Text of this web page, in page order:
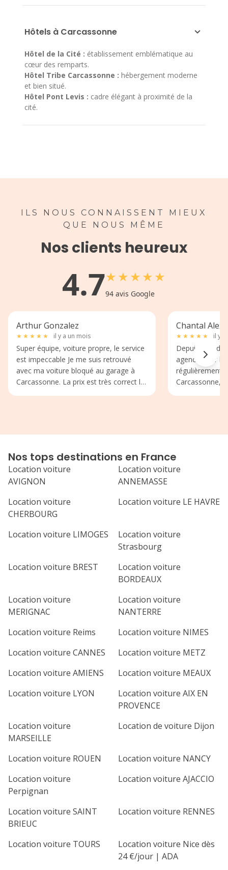
Hôtels à Carcassonne
Hôtel de la Cité : établissement emblématique au
cœur des remparts.
Hôtel Tribe Carcassonne : hébergement moderne
et bien situé.
Hôtel Pont Levis : cadre élégant à proximité de la
cité.
ILS NOUS CONNAISSENT MIEUX
QUE NOUS MÊME
Nos clients heureux
4.7★★★★★
94avis Google
Arthur Gonzalez
★ ★ ★ ★ ★ il y a un mois
Super équipe, voiture propre, le service
est impeccable Je me suis retrouvé
avec ma voiture bloqué au garage à
Carcassonne. La prix est très correct la
longtemps que j'avais pas vu un si bon
Chantal
★ ★ ★ ★ ★ il y
Depuis plus de
agence pour
régulièrement.
devant ma
toujours dans
toujours
pourquoi
Alex,je
sympathique
Je
Nos tops destinations en France
Location voiture
AVIGNON
Location voiture
ANNEMASSE
Location voiture
CHERBOURG
Location voiture LE HAVRE
Location voiture LIMOGES
Location voiture
Strasbourg
Location voiture BREST
Location voiture
BORDEAUX
Location voiture
MERIGNAC
Location voiture
NANTERRE
Location voiture Reims
Location voiture NIMES
Location voiture CANNES
Location voiture METZ
Location voiture AMIENS
Location voiture MEAUX
Location voiture LYON
Location voiture AIX EN
PROVENCE
Location voiture
MARSEILLE
Location de voiture Dijon
Location voiture ROUEN
Location voiture NANCY
Location voiture
Perpignan
Location voiture AJACCIO
Location voiture SAINT
BRIEUC
Location voiture RENNES
Location voiture TOURS
Location voiture Nice dès
24 €/jour | ADA